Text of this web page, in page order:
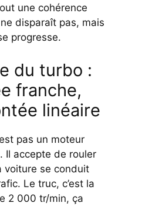
une cohérence
disparaît pas, mais
progresse.
du turbo :
franche,
linéaire
pas un moteur
Il accepte de rouler
voiture se conduit
Le truc, c’est la
2 000 tr/min, ça